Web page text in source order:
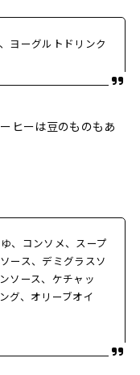
ヨーグルトドリンク
ヒーは豆のものもあ
、コンソメ、スープ
ース、デミグラスソ
ソース、ケチャッ
グ、オリーブオイ